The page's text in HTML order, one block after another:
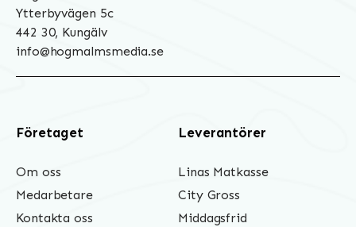
Ytterbyvägen 5c
442 30, Kungälv
info@hogmalmsmedia.se
Företaget
Om oss
Medarbetare
Kontakta oss
Leverantörer
Linas Matkasse
City Gross
Middagsfrid